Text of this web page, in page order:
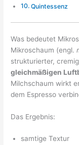
Quintessenz
Was bedeutet
Mikroschaum (engl.
strukturierter,
gleichmäßigen
Milchschaum wirkt
dem Espresso
Das Ergebnis:
samtige Textur